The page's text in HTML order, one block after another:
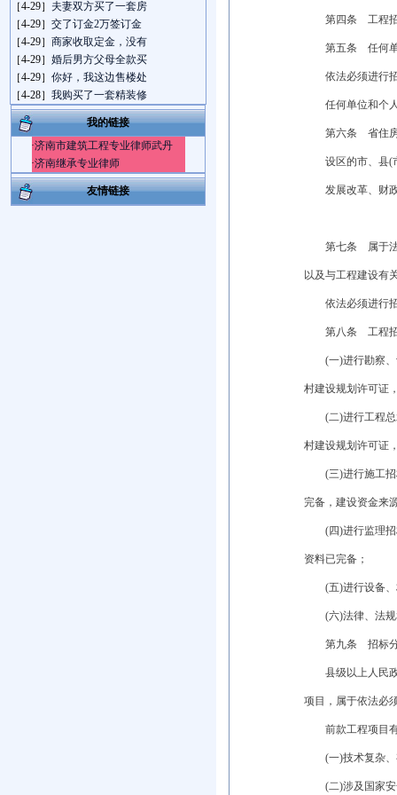
［4-29］ 夫妻双方买了一套房
［4-29］ 交了订金2万签订金
［4-29］ 商家收取定金，没有
［4-29］ 婚后男方父母全款买
［4-29］ 你好，我这边售楼处
［4-28］ 我购买了一套精装修
我的链接
·济南市建筑工程专业律师武丹
·济南继承专业律师
友情链接
第四条 工程招标
第五条 任何单位
依法必须进行招
任何单位和个人
第六条 省住房城
设区的市、县(市
发展改革、财政
第七条 属于法律
以及与工程建设有
依法必须进行招
第八条 工程招
(一)进行勘察、
村建设规划许可证
(二)进行工程总
村建设规划许可证
(三)进行施工招
完备，建设资金来
(四)进行监理招
资料已完备；
(五)进行设备、
(六)法律、法规
第九条 招标分
县级以上人民政
项目，属于依法必
前款工程项目有
(一)技术复杂、
(二)涉及国家安